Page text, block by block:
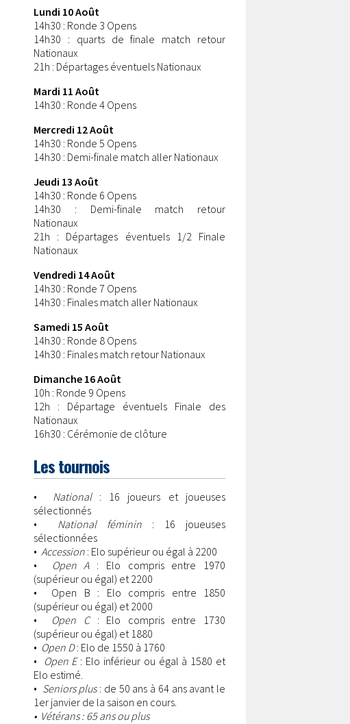
Lundi 10 Août
14h30 : Ronde 3 Opens
14h30 : quarts de finale match retour
Nationaux
21h : Départages éventuels Nationaux
Mardi 11 Août
14h30 : Ronde 4 Opens
Mercredi 12 Août
14h30 : Ronde 5 Opens
14h30 : Demi-finale match aller Nationaux
Jeudi 13 Août
14h30 : Ronde 6 Opens
14h30 : Demi-finale match retour
Nationaux
21h : Départages éventuels 1/2 Finale
Nationaux
Vendredi 14 Août
14h30 : Ronde 7 Opens
14h30 : Finales match aller Nationaux
Samedi 15 Août
14h30 : Ronde 8 Opens
14h30 : Finales match retour Nationaux
Dimanche 16 Août
10h : Ronde 9 Opens
12h : Départage éventuels Finale des
Nationaux
16h30 : Cérémonie de clôture
Les tournois
• National: 16 joueurs et joueuses
sélectionnés
• National féminin : 16 joueuses
sélectionnées
• Accession : Elo supérieur ou égal à 2200
•
Open A: Elo compris entre 1970
(supérieur ou égal) et 2200
• Open B : Elo compris entre 1850
(supérieur ou égal) et 2000
• Open C : Elo compris entre 1730
(supérieur ou égal) et 1880
• Open D: Elo de 1550 à 1760
•
Open E: Elo inférieur ou égal à 1580 et
Elo estimé.
• Seniors plus: de 50 ans à 64 ans avant le
1er janvier de la saison en cours.
• Vétérans: 65 ans ou plus